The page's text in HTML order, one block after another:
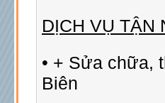
DỊCH VỤ TẬN
• + Sửa chữa,
Biên